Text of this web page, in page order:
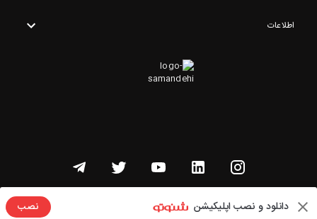
دانلود و نصب اپلیکیشن نصب
اطلاعات
تمامی حقوق این وبسایت متعلق به شنوتو است